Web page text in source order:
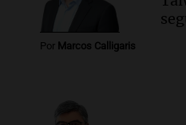
Episodios
Audio.El viento
del incendio
Por Marcos Calligaris